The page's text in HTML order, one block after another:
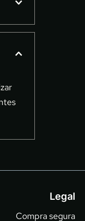
Legal
Compra segura